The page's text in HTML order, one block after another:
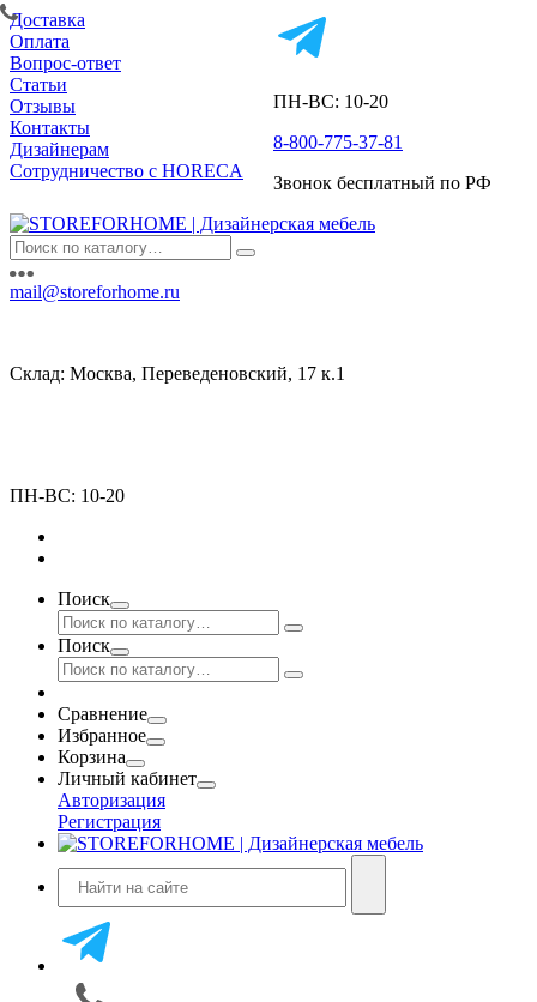
Доставка
Оплата
Вопрос-ответ
Статьи
Отзывы
Контакты
Дизайнерам
Сотрудничество с HORECA
ПН-ВС: 10-20
8-800-775-37-81
Звонок бесплатный по РФ
mail@storeforhome.ru
Склад: Москва, Переведеновский, 17 к.1
ПН-ВС: 10-20
Поиск
Поиск
Сравнение
Избранное
Корзина
Личный кабинет
Авторизация
Регистрация